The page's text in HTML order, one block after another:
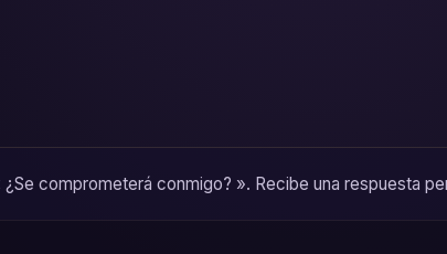
¿Se comprometerá conmigo? ». Recibe una respuesta